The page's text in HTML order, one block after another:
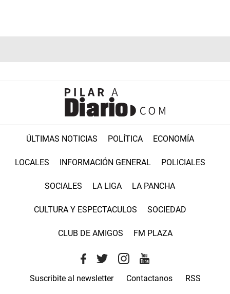
ÚLTIMAS NOTICIAS POLÍTICA ECONOMÍA
LOCALES INFORMACIÓN GENERAL POLICIALES
SOCIALES LA LIGA LA PANCHA
CULTURA Y ESPECTACULOS SOCIEDAD
CLUB DE AMIGOS FM PLAZA
Suscribite al newsletter Contactanos RSS